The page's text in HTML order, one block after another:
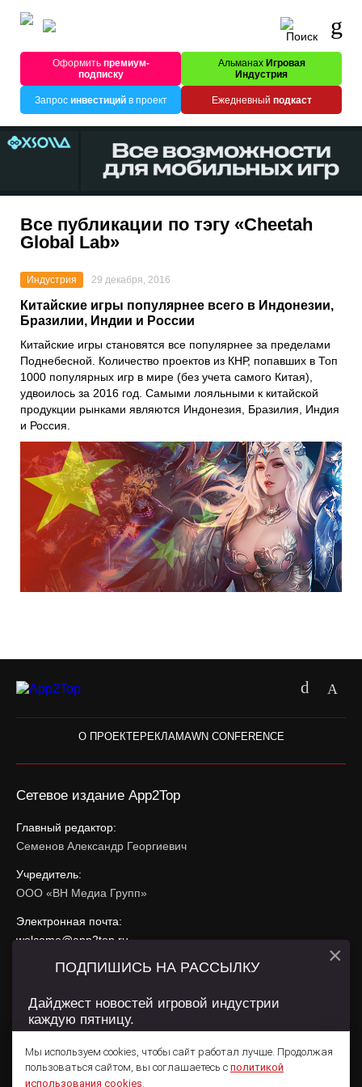
Оформитьпремиум-
подписку
Альманах Игровая
Индустрия
Запрос инвестицийв проект Ежедневный подкаст
Все публикации по тэгу «Cheetah
Global Lab»
Индустрия 29 декабря, 2016
Китайские игры популярнее всего в Индонезии,
Бразилии, Индии и России
Китайские игры становятся все популярнее за пределами
Поднебесной. Количество проектов из КНР, попавших в Топ
1000 популярных игр в мире (без учета самого Китая),
удвоилось за 2016 год. Самыми лояльными к китайской
продукции рынками являются Индонезия, Бразилия, Индия
и Россия.
О ПРОЕКТЕРЕКЛАМАWN CONFERENCE
Сетевое издание App2Top
Главный редактор:
Семенов Александр Георгиевич
Учредитель:
ООО «ВН Медиа Групп»
Электронная почта:
welcome@app2top.ru
При использовании материалов активная ссылка на
Сайт использует IP адреса, cookie, данные геолокации
использования содержатся вПолитике конфиденциальностии
Пользовательском соглашении .
Мы используем cookies, чтобы сайт работал лучше. Продолжая
пользоваться сайтом, вы соглашаетесь с политикой
использования cookies.
ПОДПИШИСЬ НА РАССЫЛКУ
Дайджест новостей игровой индустрии
каждую пятницу.
×